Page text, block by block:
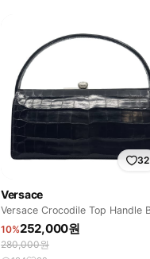
32
Versace
Versace Crocodile Top Handle
10%252,000원
280,000원